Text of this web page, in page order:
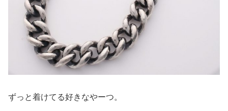
ずっと着けてる好きなやーつ。